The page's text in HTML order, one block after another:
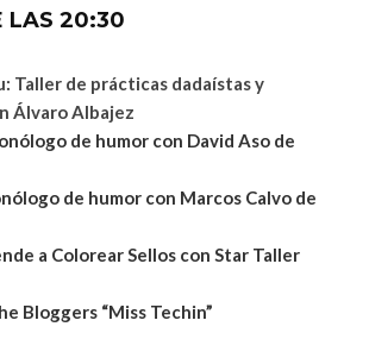
LAS 20:30
Taller de prácticas dadaístas y
Álvaro Albajez
de humor con David Aso de
de humor con Marcos Calvo de
a Colorear Sellos con Star Taller
Bloggers “Miss Techin”